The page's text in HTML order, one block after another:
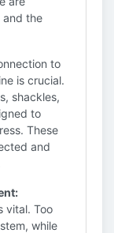
and the
to
is crucial.
shackles,
to
These
and
vital. Too
while